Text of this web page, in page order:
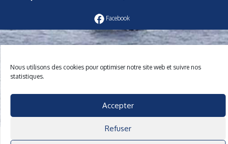
Nous utilisons des cookies pour optimiser notre site web et suivre nos
statistiques.
Accepter
Refuser
Facebook